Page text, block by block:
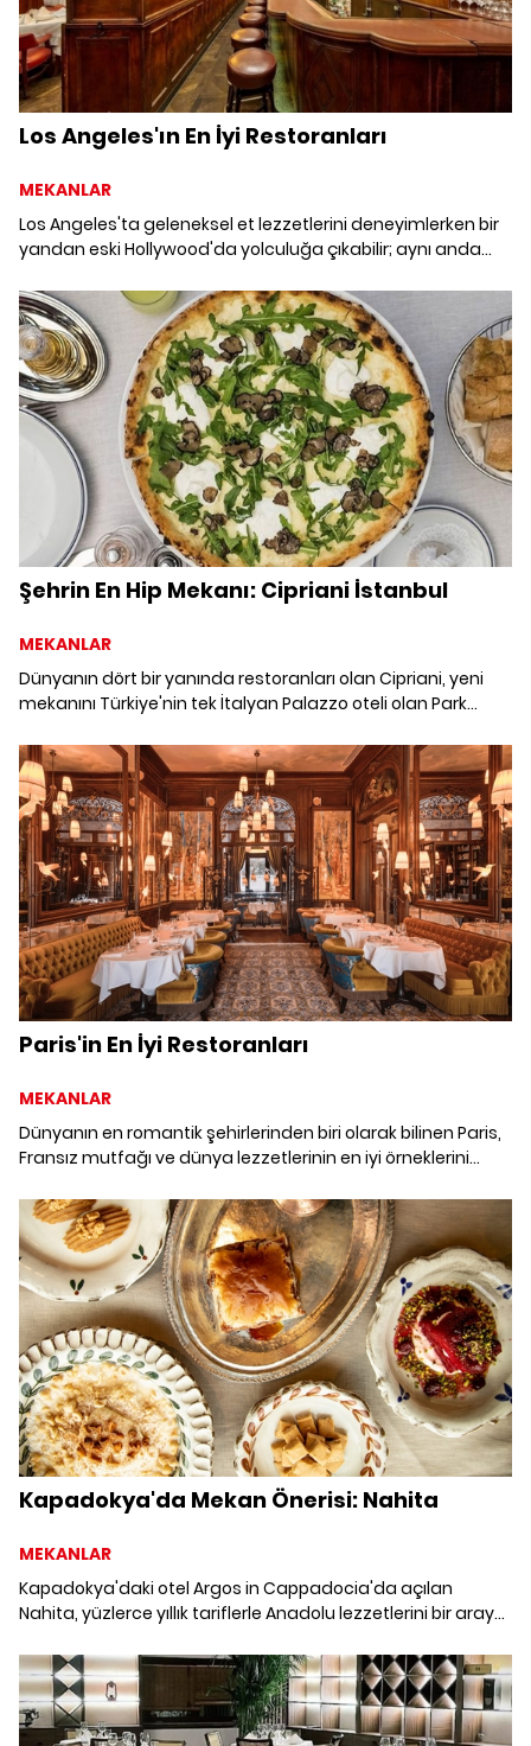
Los Angeles'ın En İyi Restoranları
MEKANLAR
Los Angeles'ta geleneksel et lezzetlerini deneyimlerken bir
yandan eski Hollywood'da yolculuğa çıkabilir; aynı anda
sunan restoranlar bulabilirsiniz. Los Angeles'ın en iyi beş
restoranını listeledik.
Şehrin En Hip Mekanı: Cipriani İstanbul
MEKANLAR
Dünyanın dört bir yanında restoranları olan Cipriani, yeni
mekanını Türkiye'nin tek İtalyan Palazzo oteli olan Park
Paris'in En İyi Restoranları
MEKANLAR
Dünyanın en romantik şehirlerinden biri olarak bilinen Paris,
Fransız mutfağı ve dünya lezzetlerinin en iyi örneklerini
damak zevklerine hitap eden Paris'in en iyi restoranları.
Kapadokya'da Mekan Önerisi: Nahita
MEKANLAR
Kapadokya'daki otel Argos in Cappadocia'da açılan
Nahita, yüzlerce yıllık tariflerle Anadolu lezzetlerini bir araya